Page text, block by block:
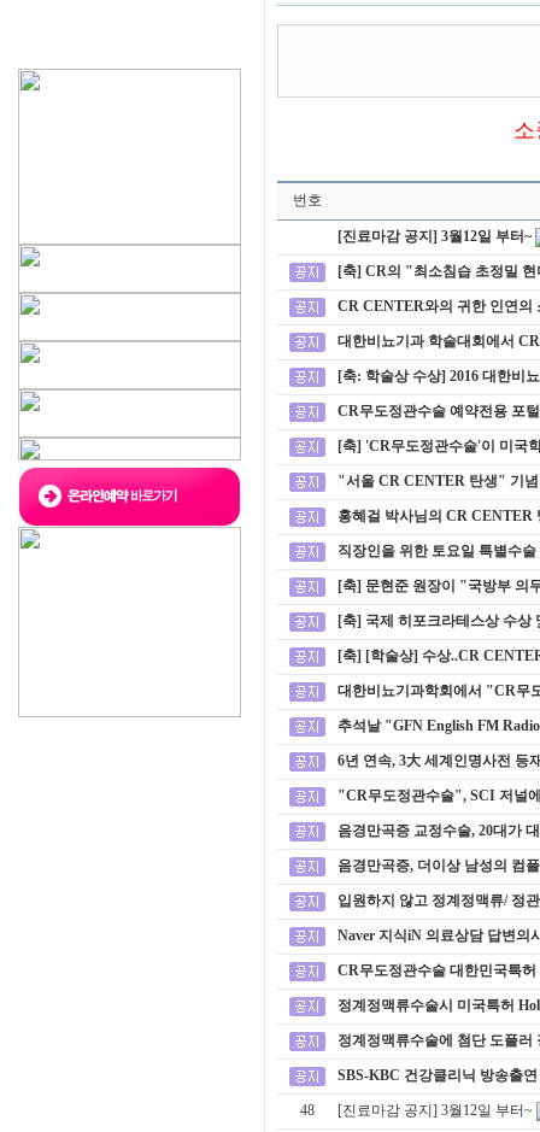
소
번호
[진료마감 공지] 3월12일 부터~
[축] CR의 "최소침습 초정밀
CR CENTER와의 귀한 인연의
대한비뇨기과 학술대회에서
[축: 학술상 수상] 2016 대한비
CR무도정관수술 예약전용 포
[축] 'CR무도정관수술'이 미국
"서울 CR CENTER 탄생" 기
홍혜걸 박사님의 CR CENTER
직장인을 위한 토요일 특별수
[축] 문현준 원장이 "국방부 의
[축] 국제 히포크라테스상 수상
[축] [학술상] 수상..CR
대한비뇨기과학회에서 "CR무
추석날 "GFN English FM
6년 연속, 3大 세계인명사전 등
"CR무도정관수술", SCI 저널
음경만곡증 교정수술, 20대가
음경만곡증, 더이상 남성의 컴
입원하지 않고 정계정맥류/ 정
Naver 지식iN 의료상담 답변의
CR무도정관수술 대한민국특허
정계정맥류수술시 미국특허
정계정맥류수술에 첨단 도플러
SBS-KBC 건강클리닉 방송출연
48 [진료마감 공지] 3월12일 부터~